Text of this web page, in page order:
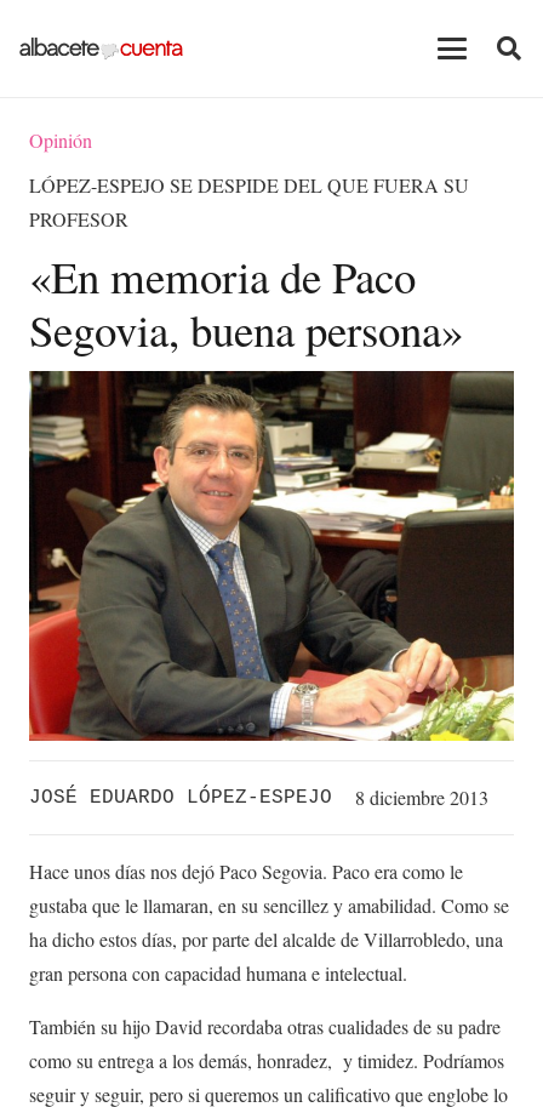
Opinión
LÓPEZ-ESPEJO SE DESPIDE DEL QUE FUERA SU
PROFESOR
«En memoria de Paco
Segovia, buena persona»
JOSÉ EDUARDO LÓPEZ-ESPEJO 8 diciembre 2013
Hace unos días nos dejó Paco Segovia. Paco era como le
gustaba que le llamaran, en su sencillez y amabilidad. Como se
ha dicho estos días, por parte del alcalde de Villarrobledo, una
gran persona con capacidad humana e intelectual.
También su hijo David recordaba otras cualidades de su padre
como su entrega a los demás, honradez, y timidez. Podríamos
seguir y seguir, pero si queremos un calificativo que englobe lo